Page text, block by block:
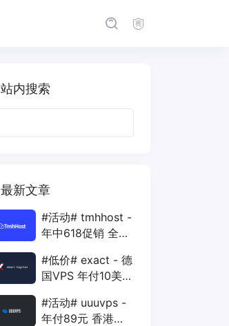
站内搜索
最新文章
#活动# tmhhost -
年中618促销 全场
年付VPS
#低价# exact - 德
国VPS 年付10美元
1Gbps
#活动# uuuvps -
年付89元 香港